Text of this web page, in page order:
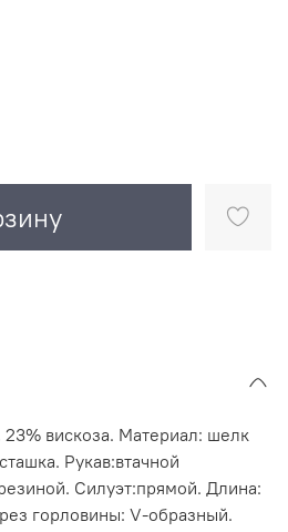
23% вискоза. Материал: шелк
Рукав:втачной
Силуэт:прямой. Длина:
горловины: V-образный.